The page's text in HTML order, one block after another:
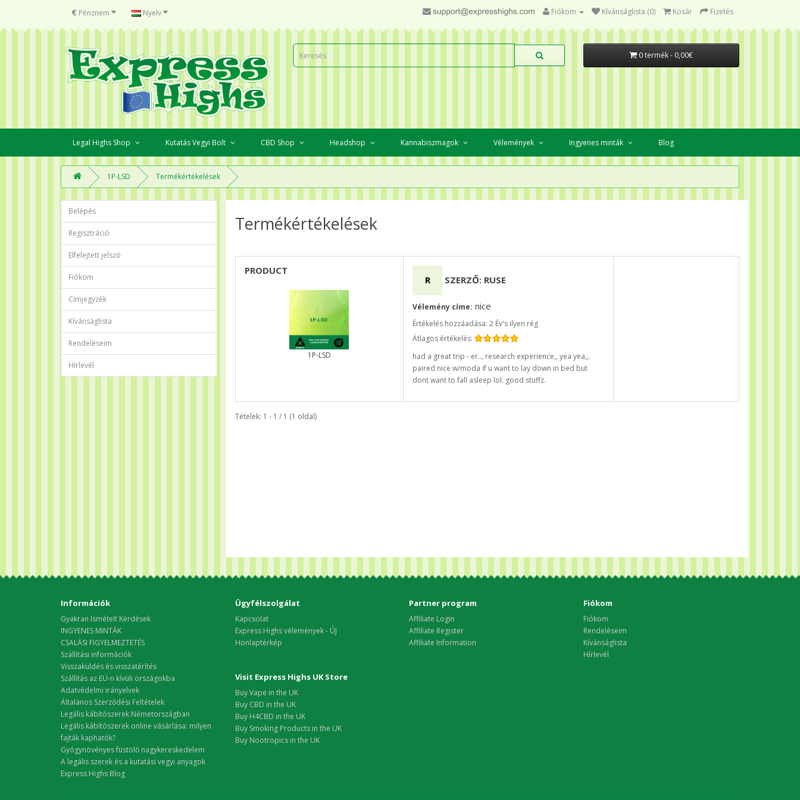
€ Pénznem Nyelv Fiókom Kívánságlista (0) Kosár Fizetés
0 termék - 0,00€
Legal Highs Shop Kutatás Vegyi Bolt CBD Shop Headshop Kannabiszmagok Vélemények Ingyenes minták Blog
1P-LSD Termékértékelések
Belépés
Regisztráció
Elfelejtett jelszó
Fiókom
Címjegyzék
Kívánságlista
Rendeléseim
Hírlevél
Termékértékelések
PRODUCT
1P-LSD
R SZERZŐ: RUSE
Vélemény címe: nice
Értékelés hozzáadása: 2 Év's ilyen rég
Átlagos értékelés:
had a great trip - er.., research experience,, yea yea,,.
paired nice w/moda if u want to lay down in bed but
dont want to fall asleep lol. good stuffz.
Tételek: 1 - 1 / 1 (1 oldal)
Információk
Gyakran Ismételt Kérdések
INGYENES MINTÁK
CSALÁSI FIGYELMEZTETÉS
Szállítási információk
Visszaküldés és visszatérítés
Szállítás az EU-n kívüli országokba
Adatvédelmi irányelvek
Általános Szerződési Feltételek
Legális kábítószerek Németországban
Legális kábítószerek online vásárlása: milyen
fajták kaphatók?
Gyógynövényes füstölő nagykereskedelem
A legális szerek és a kutatási vegyi anyagok
Express Highs Blog
Ügyfélszolgálat
Kapcsolat
Express Highs vélemények - ÚJ
Honlaptérkép
Partner program
Affiliate Login
Affiliate Register
Affiliate Information
Fiókom
Fiókom
Rendeléseim
Kívánságlista
Hírlevél
Visit Express Highs UK Store
Buy Vape in the UK
Buy CBD in the UK
Buy H4CBD in the UK
Buy Smoking Products in the UK
Buy Nootropics in the UK